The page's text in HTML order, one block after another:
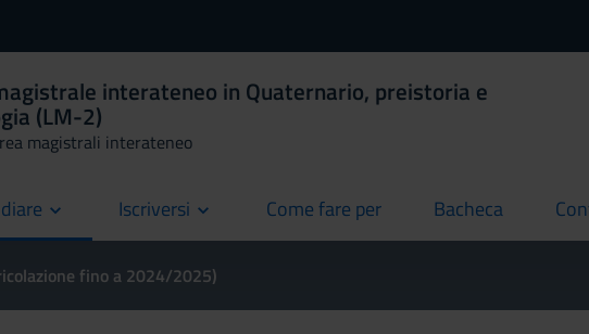
interateneo in Quaternario, preistoria e
(LM-2)
magistrali interateneo
Iscriversi Come fare per
current Bacheca
current
fino a 2024/2025)